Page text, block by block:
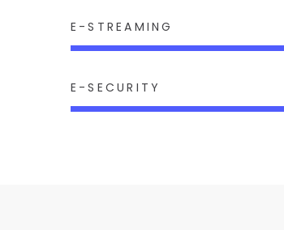
E-STREAMING
E-SECURITY